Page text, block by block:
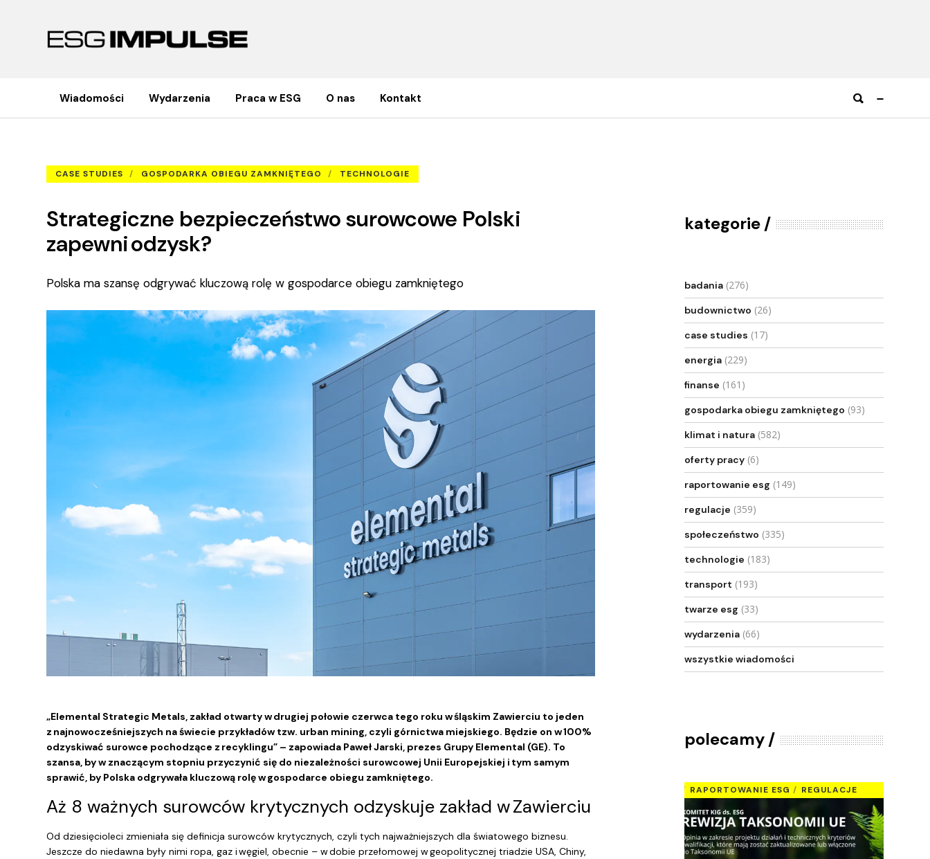
Wiadomości Wydarzenia Praca w ESG O nas Kontakt
CASE STUDIES GOSPODARKA OBIEGU ZAMKNIĘTEGO TECHNOLOGIE
Strategiczne bezpieczeństwo surowcowe Polski
zapewni odzysk?
Polska ma szansę odgrywać kluczową rolę w gospodarce obiegu zamkniętego
„Elemental Strategic Metals, zakład otwarty w drugiej połowie czerwca tego roku w śląskim Zawierciu to jeden
z najnowocześniejszych na świecie przykładów tzw. urban mining, czyli górnictwa miejskiego. Będzie on w 100%
odzyskiwać surowce pochodzące z recyklingu” – zapowiada Paweł Jarski, prezes Grupy Elemental (GE). To
szansa, by w znaczącym stopniu przyczynić się do niezależności surowcowej Unii Europejskiej i tym samym
sprawić, by Polska odgrywała kluczową rolę w gospodarce obiegu zamkniętego.
Aż 8 ważnych surowców krytycznych odzyskuje zakład w Zawierciu
Od dziesięcioleci zmieniała się definicja surowców krytycznych, czyli tych najważniejszych dla światowego biznesu.
Jeszcze do niedawna były nimi ropa, gaz i węgiel, obecnie – w dobie przełomowej w geopolitycznej triadzie USA, Chiny,
kategorie
badania (276)
budownictwo (26)
case studies (17)
energia (229)
finanse (161)
gospodarka obiegu zamkniętego (93)
klimat i natura (582)
oferty pracy (6)
raportowanie esg (149)
regulacje (359)
społeczeństwo (335)
technologie (183)
transport (193)
twarze esg (33)
wydarzenia (66)
wszystkie wiadomości
polecamy
RAPORTOWANIE ESG REGULACJE